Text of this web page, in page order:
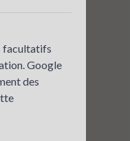
facultatifs
Google
des